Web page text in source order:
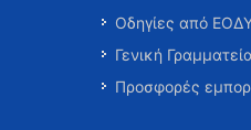
Οδηγίες από
Γενική
Προσφορές